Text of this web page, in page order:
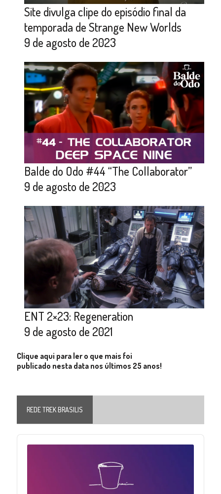
Site divulga clipe do episódio final da
temporada de Strange New Worlds
9 de agosto de 2023
Balde do Odo #44 “The Collaborator”
9 de agosto de 2023
ENT 2×23: Regeneration
9 de agosto de 2021
Clique aqui para ler o que mais foi
publicado nesta data nos últimos 25 anos!
REDE TREK BRASILIS
Audio
Player